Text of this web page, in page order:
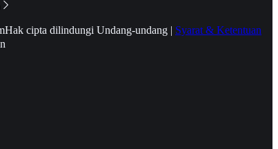
Hak cipta dilindungi Undang-undang | Syarat & Ketentuan